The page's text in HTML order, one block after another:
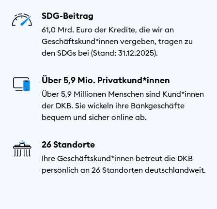
SDG-Beitrag
61,0 Mrd. Euro der Kredite, die wir an
Geschäftskund*innen vergeben, tragen zu
den SDGs bei (Stand: 31.12.2025).
Über 5,9 Mio. Privatkund*innen
Über 5,9 Millionen Menschen sind Kund*innen
der DKB. Sie wickeln ihre Bankgeschäfte
bequem und sicher online ab.
26 Standorte
Ihre Geschäftskund*innen betreut die DKB
persönlich an 26 Standorten deutschlandweit.